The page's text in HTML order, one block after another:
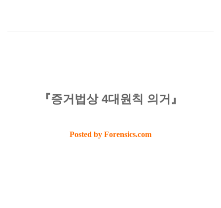
『증거법상 4대원칙 의거』
Posted by Forensics.com